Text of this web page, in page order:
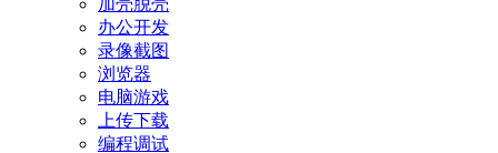
加壳脱壳
办公开发
录像截图
浏览器
电脑游戏
上传下载
编程调试